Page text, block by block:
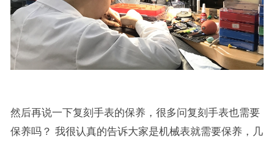
然后再说一下复刻手表的保养，很多问复刻手表也需要
保养吗？ 我很认真的告诉大家是机械表就需要保养，几